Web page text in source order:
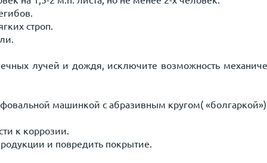
строп.
лучей и дождя, исключите возможность
машинкой с абразивным кругом(
к коррозии.
и повредить покрытие.